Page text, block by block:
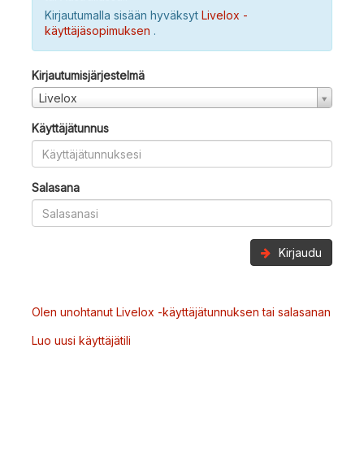
Kirjautumalla sisään hyväksyt Livelox -
käyttäjäsopimuksen .
Kirjautumisjärjestelmä
Livelox
Käyttäjätunnus
Salasana
Kirjaudu
Olen unohtanut Livelox -käyttäjätunnuksen tai salasanan
Luo uusi käyttäjätili